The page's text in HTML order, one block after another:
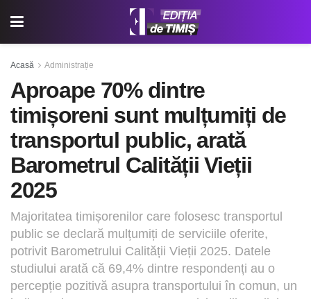
Acasă Administrație
Aproape 70% dintre
timișoreni sunt mulțumiți de
transportul public, arată
Barometrul Calității Vieții
2025
Majoritatea timișorenilor care folosesc transportul
public se declară mulțumiți de serviciile oferite,
potrivit Barometrului Calității Vieții 2025. Datele
studiului arată că 69,4% dintre respondenți au o
percepție pozitivă asupra transportului în comun, un